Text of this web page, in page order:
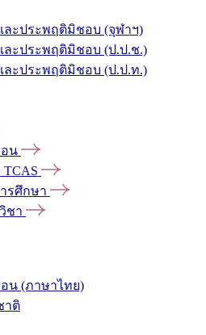
ละประพฤติมิชอบ (จุฬาฯ)
ละประพฤติมิชอบ (ป.ป.ช.)
ละประพฤติมิชอบ (ป.ป.ท.)
น
รศึกษา
ชา
น (ภาษาไทย)
าติ